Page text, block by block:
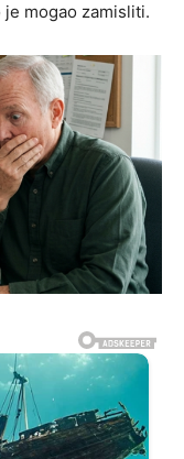
mogao zamisliti.